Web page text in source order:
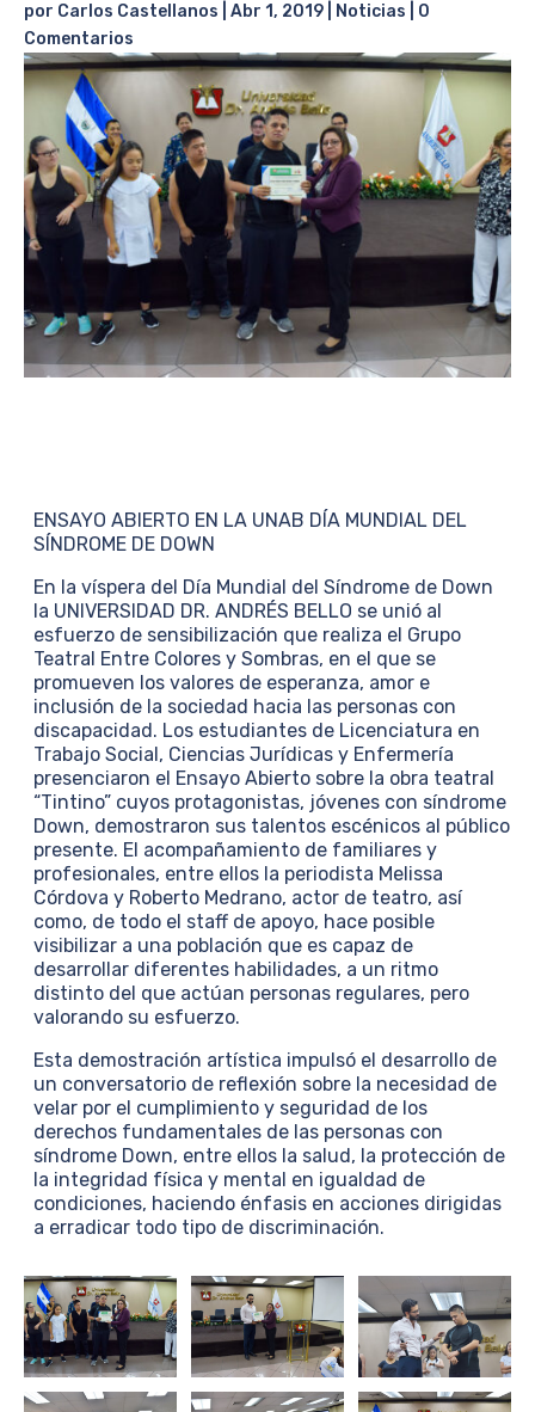
por Carlos Castellanos Abr 1, 2019 Noticias
0
Comentarios
ENSAYO ABIERTO EN LA UNAB DÍA MUNDIAL DEL
SÍNDROME DE DOWN
En la víspera del Día Mundial del Síndrome de Down
la UNIVERSIDAD DR. ANDRÉS BELLO se unió al
esfuerzo de sensibilización que realiza el Grupo
Teatral Entre Colores y Sombras, en el que se
promueven los valores de esperanza, amor e
inclusión de la sociedad hacia las personas con
discapacidad. Los estudiantes de Licenciatura en
Trabajo Social, Ciencias Jurídicas y Enfermería
presenciaron el Ensayo Abierto sobre la obra teatral
“Tintino” cuyos protagonistas, jóvenes con síndrome
Down, demostraron sus talentos escénicos al público
presente. El acompañamiento de familiares y
profesionales, entre ellos la periodista Melissa
Córdova y Roberto Medrano, actor de teatro, así
como, de todo el staff de apoyo, hace posible
visibilizar a una población que es capaz de
desarrollar diferentes habilidades, a un ritmo
distinto del que actúan personas regulares, pero
valorando su esfuerzo.
Esta demostración artística impulsó el desarrollo de
un conversatorio de reflexión sobre la necesidad de
velar por el cumplimiento y seguridad de los
derechos fundamentales de las personas con
síndrome Down, entre ellos la salud, la protección de
la integridad física y mental en igualdad de
condiciones, haciendo énfasis en acciones dirigidas
a erradicar todo tipo de discriminación.